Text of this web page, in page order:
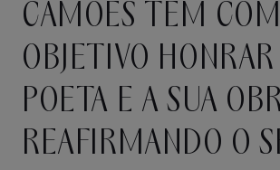
CAMÕES TEM
OBJETIVO HONRAR
POETA E A SUA
REAFIRMANDO O